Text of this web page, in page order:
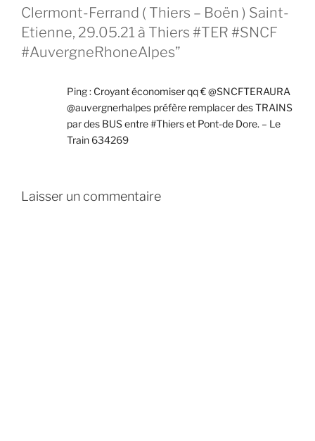
Clermont-Ferrand ( Thiers – Boën ) Saint-
Etienne, 29.05.21 à Thiers #TER #SNCF
#AuvergneRhoneAlpes”
Ping : Croyant économiser qq € @SNCFTERAURA
@auvergnerhalpes préfère remplacer des TRAINS
par des BUS entre #Thiers et Pont-de Dore. – Le
Train 634269
Laisser un commentaire